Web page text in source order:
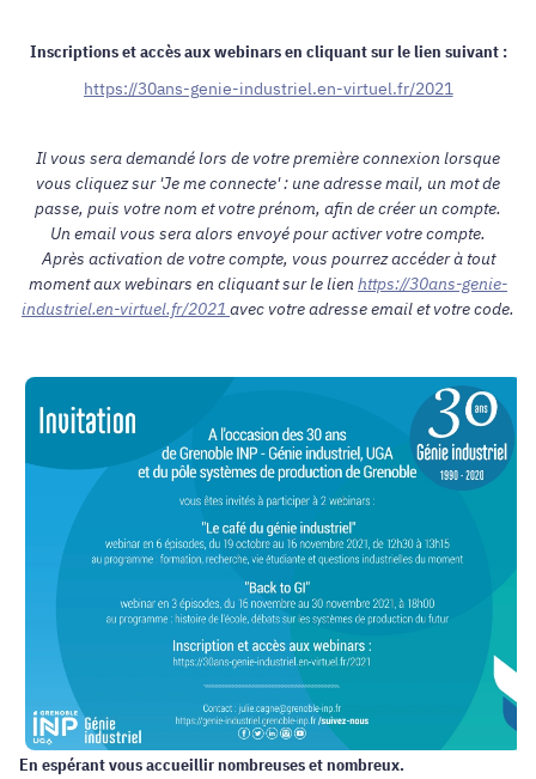
Inscriptions et accès aux webinars en cliquant sur le lien suivant :
https://30ans-genie-industriel.en-virtuel.fr/2021
Il vous sera demandé lors de votre première connexion lorsque
vous cliquez sur 'Je me connecte' : une adresse mail, un mot de
passe, puis votre nom et votre prénom, afin de créer un compte.
Un email vous sera alors envoyé pour activer votre compte.
Après activation de votre compte, vous pourrez accéder à tout
moment aux webinars en cliquant sur le lien https://30ans-genie-
industriel.en-virtuel.fr/2021avec votre adresse email et votre code.
En espérant vous accueillir nombreuses et nombreux.